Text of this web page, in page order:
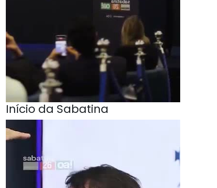
Início da Sabatina